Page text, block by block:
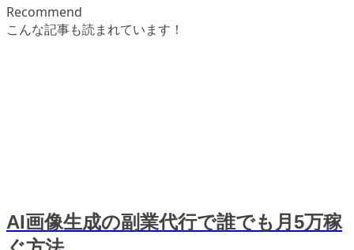
Recommend
こんな記事も読まれています！
AI画像生成の副業代行で誰でも月5万稼